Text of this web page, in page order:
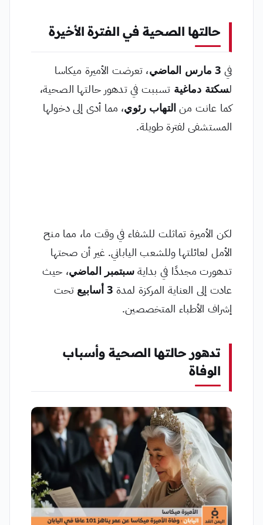
حالتها الصحية في الفترة الأخيرة
في 3 مارس الماضي
، تعرضت الأميرة ميكاسا
لسكتة دماغية تسببت في تدهور حالتها الصحية،
كما عانت من التهاب رئوي، مما أدى إلى دخولها
المستشفى لفترة طويلة.
لكن الأميرة تماثلت للشفاء في وقت ما، مما منح
الأمل لعائلتها وللشعب الياباني. غير أن صحتها
تدهورت مجددًا في بدايةسبتمبر الماضي، حيث
عادت إلى العناية المركزة لمدة 3 أسابيع
تحت
إشراف الأطباء المتخصصين.
تدهور حالتها الصحية وأسباب
الوفاة